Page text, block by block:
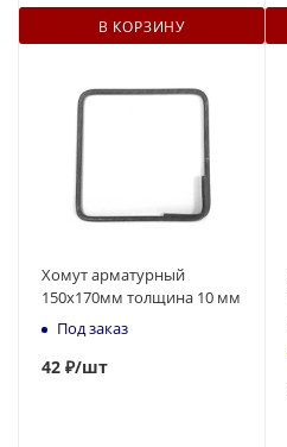
В КОРЗИНУ
Хомут арматурный
150х170мм толщина 10 мм
Под заказ
42 ₽/шт